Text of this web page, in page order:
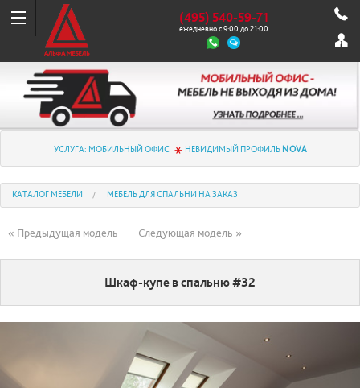
(495) 540-59-71
ежедневно с 9:00 до 21:00
УСЛУГА: МОБИЛЬНЫЙ ОФИС НЕВИДИМЫЙ ПРОФИЛЬ NOVA
КАТАЛОГ МЕБЕЛИ МЕБЕЛЬ ДЛЯ СПАЛЬНИ НА ЗАКАЗ
« Предыдущая модель Следующая модель »
Шкаф-купе в спальню #32